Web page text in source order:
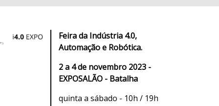
Feira da Indústria 4.0,
Automação e Robótica.
2 a 4 de novembro 2023 -
EXPOSALÃO - Batalha
quinta a sábado - 10h / 19h